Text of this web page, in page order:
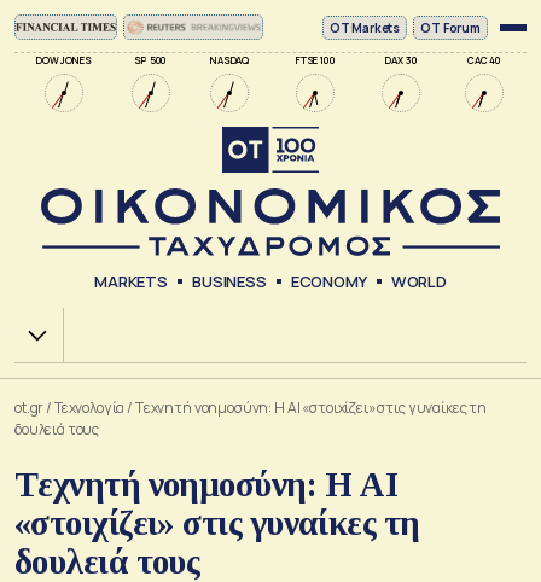
DOW JONES SP 500 NASDAQ FTSE 100 DAX 30 CAC 40
ΟΤ Markets OT Forum
MARKETS BUSINESS ECONOMY WORLD
Χ.Α.
ot.gr/Τεχνολογία /Tεχνητή νοημοσύνη: Η AI «στοιχίζει» στις γυναίκες τη
δουλειά τους
Tεχνητή νοημοσύνη: Η AI
«στοιχίζει» στις γυναίκες τη
δουλειά τους